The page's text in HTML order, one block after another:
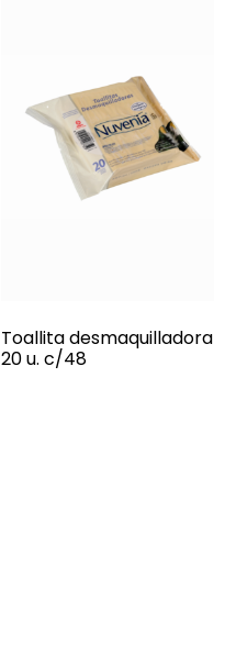
Toallita desmaquilladora
20 u. c/48